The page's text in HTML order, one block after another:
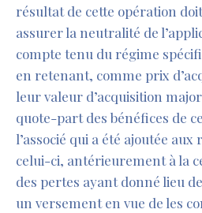
résultat de cette opération
assurer la neutralité de
compte tenu du régime
en retenant, comme prix
leur valeur d’acquisition
quote-part des bénéfices de
l’associé qui a été ajoutée
celui-ci, antérieurement à la
des pertes ayant donné lieu
un versement en vue de les